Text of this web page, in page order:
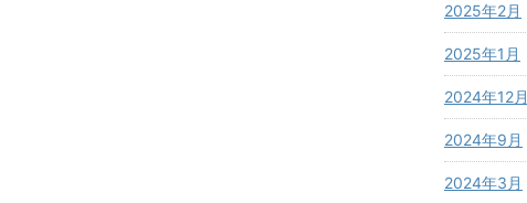
2025年2月
2025年1月
2024年12月
2024年9月
2024年3月